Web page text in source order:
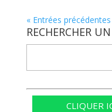
« Entrées précédentes
RECHERCHER
CLIQUER